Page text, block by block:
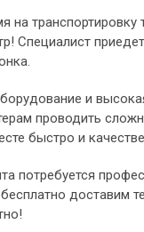
на транспортировку
Специалист
и
проводить
быстро и
потребуется
доставим